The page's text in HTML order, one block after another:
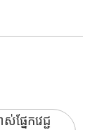
នែកវេជ្ជ